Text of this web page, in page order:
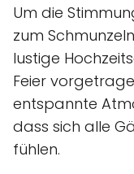
Um die
zum
lustige
Feier
entspannte
dass sich alle
fühlen.